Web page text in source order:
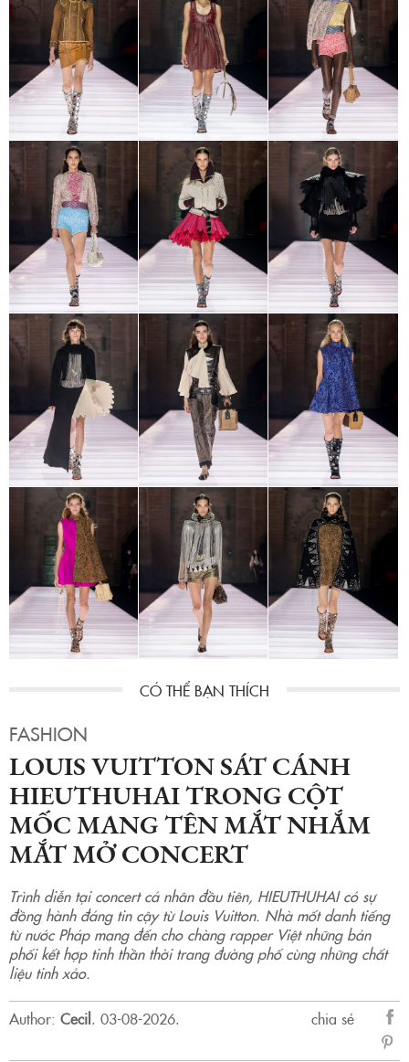
FASHION
LOUIS VUITTON SÁT CÁNH
HIEUTHUHAI TRONG CỘT
MỐC MANG TÊN MẮT NHẮM
MẮT MỞ CONCERT
Trình diễn tại concert cá nhân đầu tiên, HIEUTHUHAI có sự
đồng hành đáng tin cậy từ Louis Vuitton. Nhà mốt danh tiếng
từ nước Pháp mang đến cho chàng rapper Việt những bản
phối kết hợp tinh thần thời trang đường phố cùng những chất
liệu tinh xảo.
Author: Cecil. 03-08-2026.
chia sẻ
sẻ